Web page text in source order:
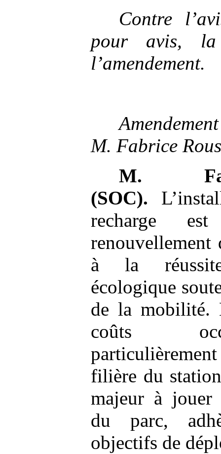
Contre
pour avis,
l’amendement.
M. Fabrice
M.
(SOC).
recharge
renouvellement
à la
écologique
de la mobilité.
coûts
filière du
majeur à jouer
du parc,
objectifs de